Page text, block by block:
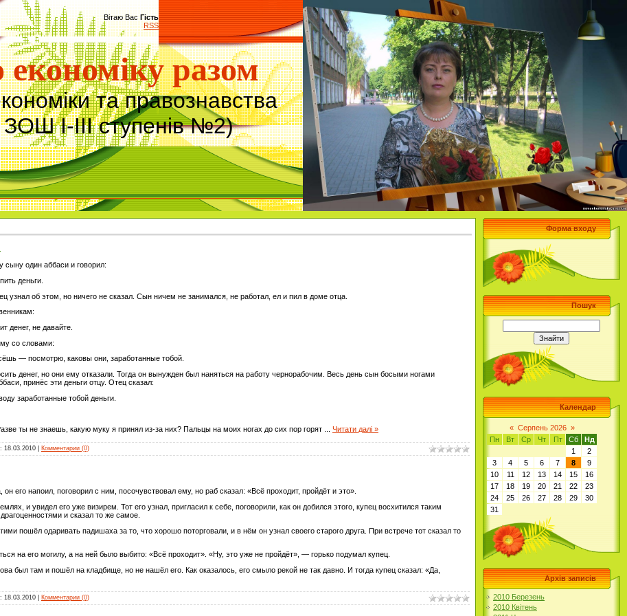
Вітаю Вас Гість
RSS
разом
та правознавства
ЗОШ І-ІІІ ступенів №2)
сыну один аббаси и говорил:
деньги.
узнал об этом, но ничего не сказал. Сын ничем не занимался, не работал, ел и пил в доме отца.
денег, не давайте.
со словами:
— посмотрю, каковы они, заработанные тобой.
денег, но они ему отказали. Тогда он вынужден был наняться на работу чернорабочим. Весь день сын босыми ногами
принёс эти деньги отцу. Отец сказал:
заработанные тобой деньги.
ты не знаешь, какую муку я принял из-за них? Пальцы на моих ногах до сих пор горят
Читати далі »
18.03.2010 Комментарии (0)
его напоил, поговорил с ним, посочувствовал ему, но раб сказал: «Всё проходит, пройдёт и это».
и увидел его уже визирем. Тот его узнал, пригласил к себе, поговорили, как он добился этого, купец восхитился таким
и сказал то же самое.
пошёл одаривать падишаха за то, что хорошо поторговали, и в нём он узнал своего старого друга. При встрече тот сказал то
на его могилу, а на ней было выбито: «Всё проходит». «Ну, это уже не пройдёт», — горько подумал купец.
был там и пошёл на кладбище, но не нашёл его. Как оказалось, его смыло рекой не так давно. И тогда купец сказал: «Да,
18.03.2010 Комментарии (0)
Форма входу
Пошук
Календар
« Серпень 2026 »
Пн
Вт Ср Чт Пт Сб
Нд
1
2
3
4 5 6 7 8
9
10
11 12 13 14 15
16
17
18 19 20 21 22
23
24
25 26 27 28 29
30
31
Архів записів
2010 Березень
2010 Квітень